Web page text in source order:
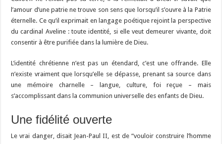
l’amour d’une patrie ne trouve son sens que lorsqu’il s’ouvre à la Patrie
éternelle. Ce qu’il exprimait en langage poétique rejoint la perspective
du cardinal Aveline : toute identité, si elle veut demeurer vivante, doit
consentir à être purifiée dans la lumière de Dieu.
L’identité chrétienne n’est pas un étendard, c’est une offrande. Elle
n’existe vraiment que lorsqu’elle se dépasse, prenant sa source dans
une mémoire charnelle – langue, culture, foi reçue – mais
s’accomplissant dans la communion universelle des enfants de Dieu.
Une fidélité ouverte
Le vrai danger, disait Jean-Paul II, est de “vouloir construire l’homme